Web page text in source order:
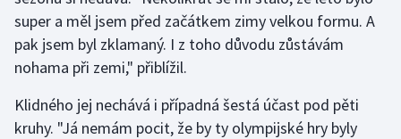
Veslování
Vodní slalom
Volejbal
super a měl jsem před začátkem zimy velkou formu. A
pak jsem byl zklamaný. I z toho důvodu zůstávám
nohama při zemi," přiblížil.
Klidného jej nechává i případná šestá účast pod pěti
kruhy. "Já nemám pocit, že by ty olympijské hry byly